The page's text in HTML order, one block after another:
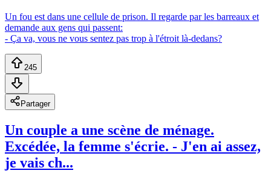
Un fou est dans une cellule de prison. Il regarde par les barreaux et
demande aux gens qui passent:
- Ça va, vous ne vous sentez pas trop à l'étroit là-dedans?
245
Partager
Un couple a une scène de ménage.
Excédée, la femme s'écrie. - J'en ai assez,
je vais ch...